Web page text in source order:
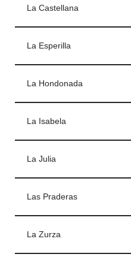
La Castellana
La Esperilla
La Hondonada
La Isabela
La Julia
Las Praderas
La Zurza